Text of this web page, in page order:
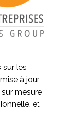
sur les
à jour
mesure
et